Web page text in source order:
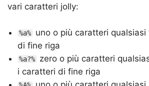
vari caratteri jolly:
%a%
uno o più caratteri
di fine riga
%a?%
zero o più caratteri
i caratteri di fine riga